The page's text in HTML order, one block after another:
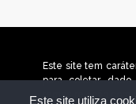
Este site utiliza
Este site tem
para coletar dado
temos relação com